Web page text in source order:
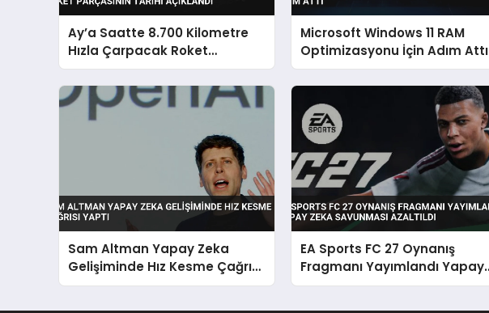
Ay’a Saatte 8.700 Kilometre
Hızla Çarpacak Roket
Parçasının Tarihi Açıklandı
Microsoft Windows 11 RAM
Optimizasyonu İçin Adım Attı
Sam Altman Yapay Zeka
Gelişiminde Hız Kesme Çağrısı
Yaptı
EA Sports FC 27 Oynanış
Fragmanı Yayımlandı Yapay
Zeka Savunması Azaltıldı